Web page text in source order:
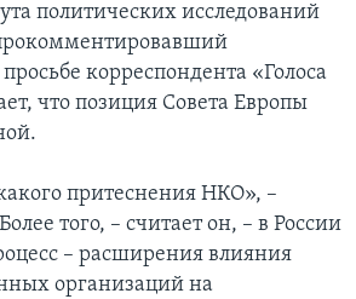
политических исследований
корреспондента «Голоса
что позиция Совета Европы
притеснения НКО», –
того, – считает он, – в России
– расширения влияния
организаций на